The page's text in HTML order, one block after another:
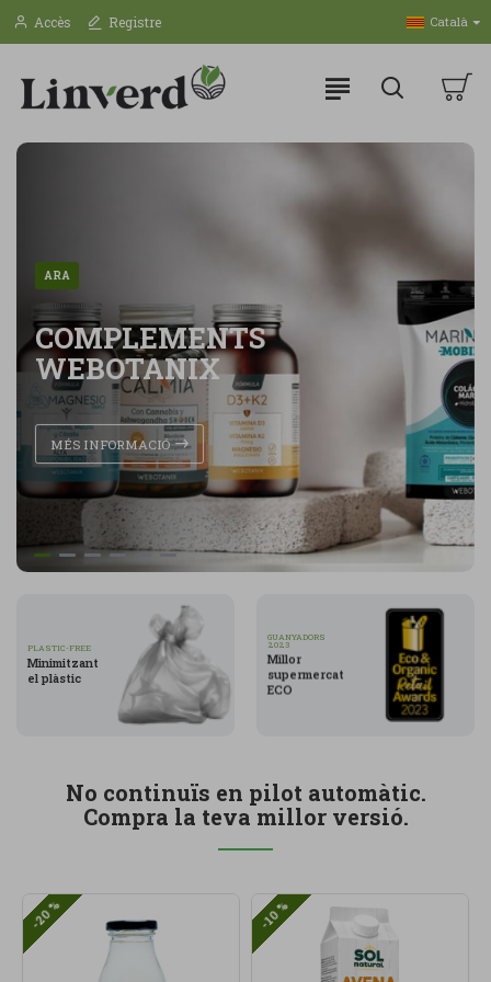
Linverd
Accès Registre Català
ARA
COMPLEMENTS
WEBOTANIX
MÉS INFORMACIÓ
PLASTIC-FREE
Minimitzant
el plàstic
GUANYADORS
2023
Millor
supermercat
ECO
No continuïs en pilot automàtic.
Compra la teva millor versió.
-20 % -10 %